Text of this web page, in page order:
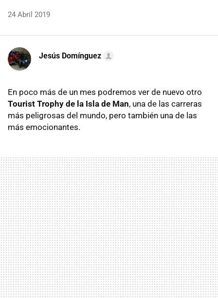
24 Abril 2019
Jesús Domínguez
En poco más de un mes podremos ver de nuevo otro
Tourist Trophy de la Isla de Man, una de las carreras
más peligrosas del mundo, pero también una de las
más emocionantes.